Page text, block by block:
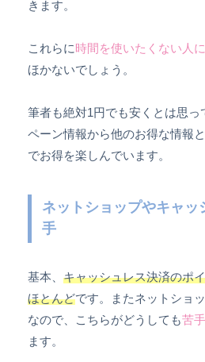
きます。
これらに時間を使いたくない人
ほかないでしょう。
筆者も絶対1円でも安くとは思っ
ペーン情報から他のお得な情報
でお得を楽しんでいます。
ネットショップやキャッ
手
基本、 キャッシュレス決済のポ
ほとんどです。またネットショ
なので、こちらがどうしても苦
ます。